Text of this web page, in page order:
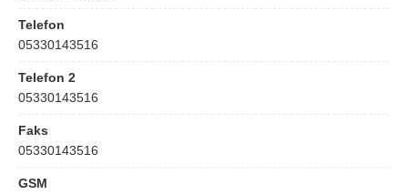
Bolu
Bursa
Çankırı Çorum
Denizli
Düzce
Telefon
05330143516
Telefon 2
05330143516
Faks
05330143516
GSM